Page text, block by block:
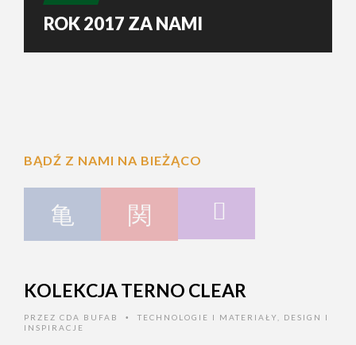
ROK 2017 ZA NAMI
BĄDŹ Z NAMI NA BIEŻĄCO
KOLEKCJA TERNO CLEAR
PRZEZ CDA BUFAB • TECHNOLOGIE I MATERIAŁY
DESIGN I
INSPIRACJE